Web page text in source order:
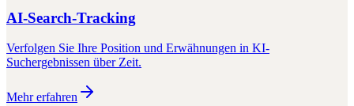
AI-Search-Tracking
Verfolgen Sie Ihre Position und Erwähnungen in KI-
Suchergebnissen über Zeit.
Mehr erfahren